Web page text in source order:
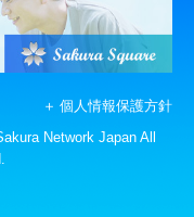
＋ 個人情報保護方針
Network Japan All